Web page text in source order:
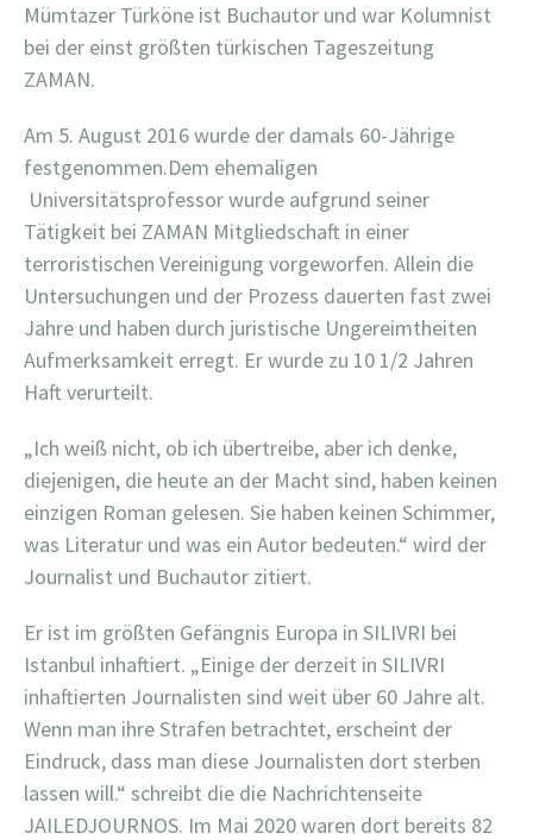
Mümtazer Türköne ist Buchautor und war Kolumnist
bei der einst größten türkischen Tageszeitung
ZAMAN.
Am 5. August 2016 wurde der damals 60-Jährige
festgenommen.Dem ehemaligen
Universitätsprofessor wurde aufgrund seiner
Tätigkeit bei ZAMAN Mitgliedschaft in einer
terroristischen Vereinigung vorgeworfen. Allein die
Untersuchungen und der Prozess dauerten fast zwei
Jahre und haben durch juristische Ungereimtheiten
Aufmerksamkeit erregt. Er wurde zu 10 1/2 Jahren
Haft verurteilt.
„Ich weiß nicht, ob ich übertreibe, aber ich denke,
diejenigen, die heute an der Macht sind, haben keinen
einzigen Roman gelesen. Sie haben keinen Schimmer,
was Literatur und was ein Autor bedeuten.“ wird der
Journalist und Buchautor zitiert.
Er ist im größten Gefängnis Europa in SILIVRI bei
Istanbul inhaftiert. „Einige der derzeit in SILIVRI
inhaftierten Journalisten sind weit über 60 Jahre alt.
Wenn man ihre Strafen betrachtet, erscheint der
Eindruck, dass man diese Journalisten dort sterben
lassen will.“ schreibt die die Nachrichtenseite
JAILEDJOURNOS. Im Mai 2020 waren dort bereits 82